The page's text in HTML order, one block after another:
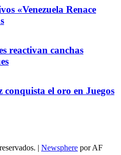
«Venezuela Renace
reactivan canchas
el oro en Juegos
| Newsphere por AF